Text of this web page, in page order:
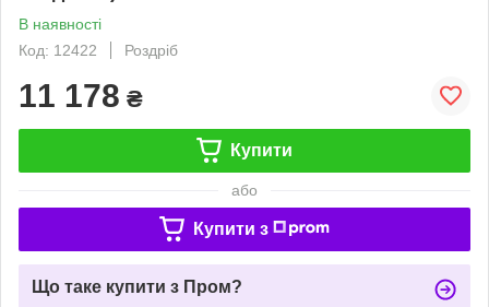
В наявності
Код: 12422
Роздріб
11 178 ₴
Купити
або
Купити з
Що таке купити з Пром?